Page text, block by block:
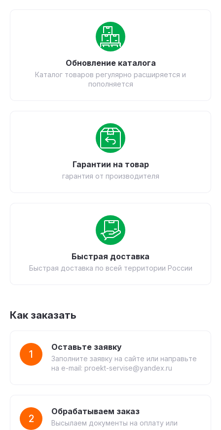
Обновление каталога
Каталог товаров регулярно расширяется и
пополняется
Гарантии на товар
гарантия от производителя
Быстрая доставка
Быстрая доставка по всей территории России
Как заказать
1
Оставьте заявку
Заполните заявку на сайте или направьте
на e-mail: proekt-servise@yandex.ru
2
Обрабатываем заказ
Высылаем документы на оплату или